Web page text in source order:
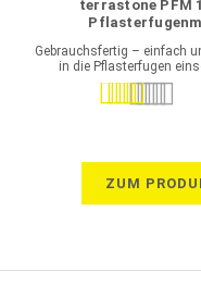
terrastone PFM
Gebrauchsfertig – einfach
in die Pflasterfugen
Bewertung:
ZUM